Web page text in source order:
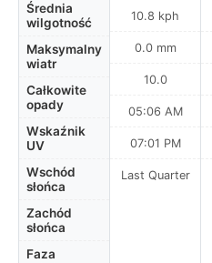
Średnia
wilgotność
Maksymalny
wiatr
Całkowite
opady
Wskaźnik
UV
Wschód
słońca
Zachód
słońca
Faza
10.8 kph
0.0 mm
10.0
05:06 AM
07:01 PM
Last Quarter